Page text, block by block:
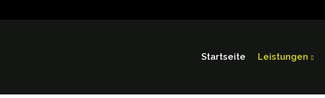
Startseite Leistungen